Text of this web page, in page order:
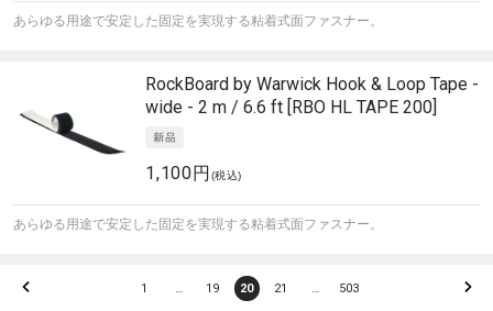
あらゆる用途で安定した固定を実現する粘着式面ファスナー。
RockBoard by Warwick Hook & Loop Tape -
wide - 2 m / 6.6 ft [RBO HL TAPE 200]
1,100円 (税込)
あらゆる用途で安定した固定を実現する粘着式面ファスナー。
1 … 19 20 21 … 503